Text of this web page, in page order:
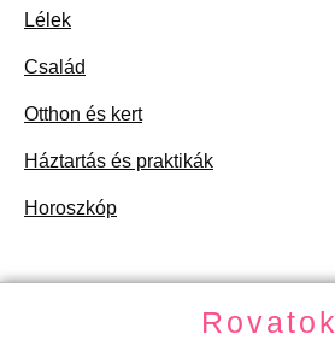
Lélek
Család
Otthon és kert
Háztartás és praktikák
Horoszkóp
Rovatok